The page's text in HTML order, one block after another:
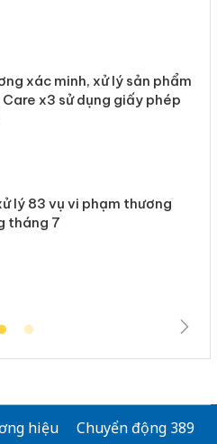
xử lý sản phẩm
giấy phép
phạm thương
hiệu
Chuyển động 389